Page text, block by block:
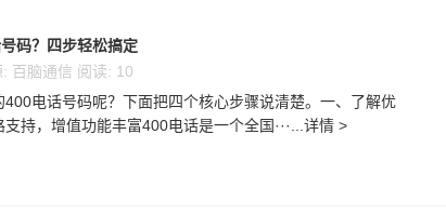
码？四步轻松搞定
百脑通信 阅读: 10
电话号码呢？下面把四个核心步骤说清楚。一、了解优
持，增值功能丰富400电话是一个全国···...详情 >